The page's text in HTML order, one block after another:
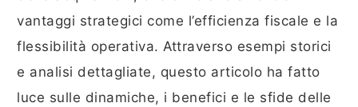
vantaggi strategici come l’efficienza fiscale e la
flessibilità operativa. Attraverso esempi storici
e analisi dettagliate, questo articolo ha fatto
luce sulle dinamiche, i benefici e le sfide delle